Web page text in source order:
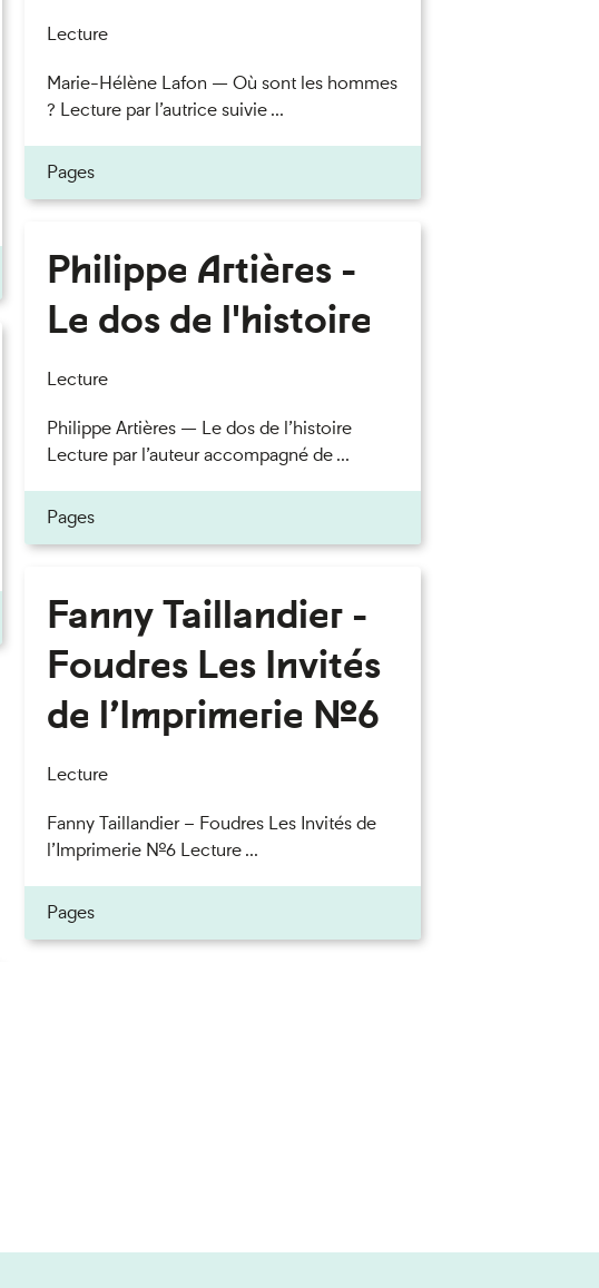
Lecture
Marie-Hélène Lafon — Où sont les hommes
? Lecture par l’autrice suivie ...
Pages
Philippe Artières -
Le dos de l'histoire
Lecture
Philippe Artières — Le dos de l’histoire
Lecture par l’auteur accompagné de ...
Pages
Fanny Taillandier -
Foudres Les Invités
de l’Imprimerie n°6
Lecture
Fanny Taillandier – Foudres Les Invités de
l’Imprimerie n°6 Lecture ...
Pages